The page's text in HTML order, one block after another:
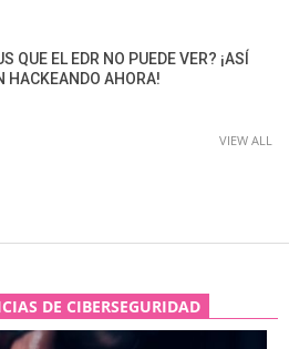
QUE EL EDR NO PUEDE VER? ¡ASÍ
HACKEANDO AHORA!
VIEW ALL
DE CIBERSEGURIDAD